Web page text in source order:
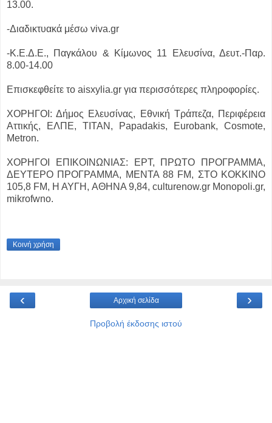
13.00.
-Διαδικτυακά μέσω viva.gr
-Κ.Ε.Δ.Ε., Παγκάλου & Κίμωνος 11 Ελευσίνα, Δευτ.-Παρ.
8.00-14.00
Επισκεφθείτε το aisxylia.gr για περισσότερες πληροφορίες.
ΧΟΡΗΓΟΙ: Δήμος Ελευσίνας, Εθνική Τράπεζα, Περιφέρεια
Αττικής, ΕΛΠΕ, ΤΙΤΑΝ, Papadakis, Eurobank, Cosmote,
Μetron.
ΧΟΡΗΓΟΙ ΕΠΙΚΟΙΝΩΝΙΑΣ: ΕΡΤ, ΠΡΩΤΟ ΠΡΟΓΡΑΜΜΑ,
ΔΕΥΤΕΡΟ ΠΡΟΓΡΑΜΜΑ, ΜΕΝΤΑ 88 FM, ΣΤΟ ΚΟΚΚΙΝΟ
105,8 FM, Η ΑΥΓΗ, ΑΘΗΝΑ 9,84, culturenow.gr Monopoli.gr,
mikrofwno.
Κοινή χρήση
‹ ›
Αρχική σελίδα
Προβολή έκδοσης ιστού